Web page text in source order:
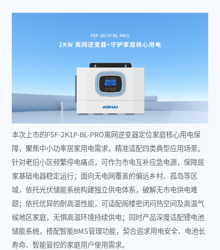
本次上市的FSF-2K1P-BL-PRO离网逆变器定位家庭核心用电保
障，聚焦中小功率居家用电需求，精准适配四类典型应用场景。
针对老旧小区频繁停电痛点，可作为市电互补应急电源，保障居
家基础电器稳定运行；面向无电网覆盖的偏远乡村、孤岛等区
域，依托光伏储能系统构建独立供电体系，破解无市电供电难
题；依托优异的耐高温性能，可适配阁楼密闭闷热空间及高温气
候地区家庭，无惧高温环境持续供电；同时产品深度适配锂电池
储能系统，搭配智能BMS管理功能，契合追求用电安全、电池长
寿命、智能管控的家庭用户使用需求。